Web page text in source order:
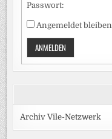
Passwort:
Angemeldet bleiben
ANMELDEN
Archiv Vile-Netzwerk